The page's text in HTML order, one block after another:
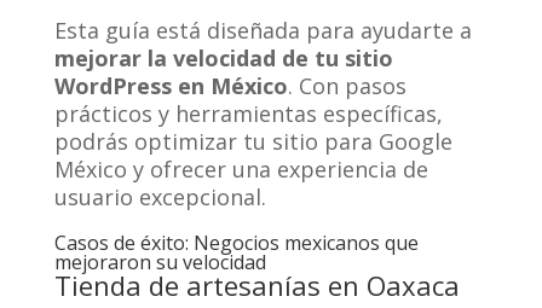
Esta guía está diseñada para ayudarte a
mejorar la velocidad de tu sitio
WordPress en México. Con pasos
prácticos y herramientas específicas,
podrás optimizar tu sitio para Google
México y ofrecer una experiencia de
usuario excepcional.
Casos de éxito: Negocios mexicanos que
mejoraron su velocidad
Tienda de artesanías en Oaxaca